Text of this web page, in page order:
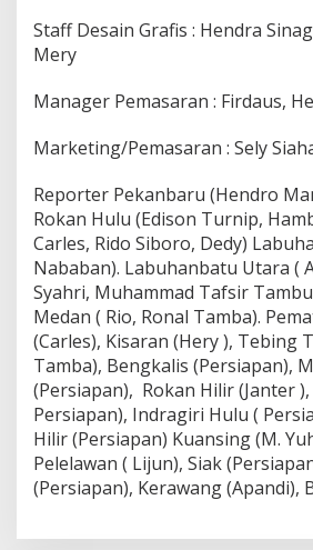
Staff Desain Grafis : Hendra
Mery
Manager Pemasaran : Firdaus,
Marketing/Pemasaran : Sely
Reporter Pekanbaru (Hendro
Rokan Hulu (Edison Turnip,
Carles, Rido Siboro, Dedy)
Nababan). Labuhanbatu Utara (
Syahri, Muhammad Tafsir
Medan ( Rio, Ronal Tamba).
(Carles), Kisaran (Hery ), Tebing
Tamba), Bengkalis (Persiapan),
(Persiapan), Rokan Hilir (Janter
Persiapan), Indragiri Hulu (
Hilir (Persiapan) Kuansing (M.
Pelelawan ( Lijun), Siak
(Persiapan), Kerawang (Apandi),